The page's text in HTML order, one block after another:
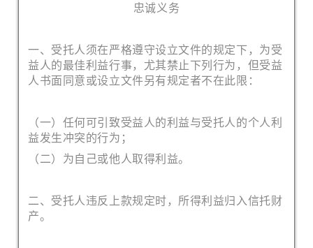
忠诚义务
一、受托人须在严格遵守设立文件的规定下，为受
益人的最佳利益行事，尤其禁止下列行为，但受益
人书面同意或设立文件另有规定者不在此限：
（一）任何可引致受益人的利益与受托人的个人利
益发生冲突的行为；
（二）为自己或他人取得利益。
二、受托人违反上款规定时，所得利益归入信托财
产。